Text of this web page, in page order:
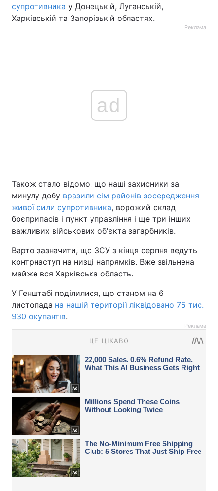
супротивника у Донецькій, Луганській,
Харківській та Запорізькій областях.
Реклама
ad
Також стало відомо, що наші захисники за
минулу добу вразили сім районів зосередження
живої сили супротивника, ворожий склад
боєприпасів і пункт управління і ще три інших
важливих військових об'єкта загарбників.
Варто зазначити, що ЗСУ з кінця серпня ведуть
контрнаступ на низці напрямків. Вже звільнена
майже вся Харківська область.
У Генштабі поділилися, що станом на 6
листопада на нашій території ліквідовано 75 тис.
930 окупантів.
Реклама